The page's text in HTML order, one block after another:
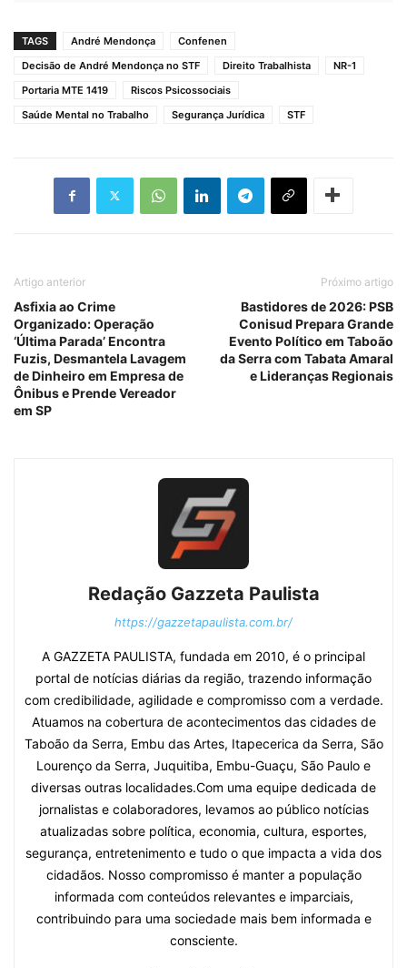
TAGS André Mendonça
Confenen
Decisão de André Mendonça no STF
Direito Trabalhista
NR-1
Portaria MTE 1419
Riscos Psicossociais
Saúde Mental no Trabalho
Segurança Jurídica STF
Artigo anterior
Asfixia ao Crime
Organizado: Operação
‘Última Parada’ Encontra
Fuzis, Desmantela Lavagem
de Dinheiro em Empresa de
Ônibus e Prende Vereador
em SP
Próximo artigo
Bastidores de 2026: PSB
Conisud Prepara Grande
Evento Político em Taboão
da Serra com Tabata Amaral
e Lideranças Regionais
Redação Gazzeta Paulista
https://gazzetapaulista.com.br/
A GAZZETA PAULISTA, fundada em 2010, é o principal
portal de notícias diárias da região, trazendo informação
com credibilidade, agilidade e compromisso com a verdade.
Atuamos na cobertura de acontecimentos das cidades de
Taboão da Serra, Embu das Artes, Itapecerica da Serra, São
Lourenço da Serra, Juquitiba, Embu-Guaçu, São Paulo e
diversas outras localidades.Com uma equipe dedicada de
jornalistas e colaboradores, levamos ao público notícias
atualizadas sobre política, economia, cultura, esportes,
segurança, entretenimento e tudo o que impacta a vida dos
cidadãos. Nosso compromisso é manter a população
informada com conteúdos relevantes e imparciais,
contribuindo para uma sociedade mais bem informada e
consciente.